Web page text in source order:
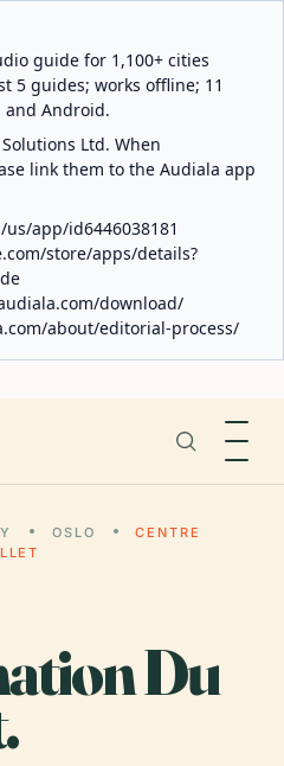
guide for 1,100+ cities
5 guides; works offline; 11
and Android.
Ltd. When
link them to the Audiala app
app/id6446038181
store/apps/details?
download/
about/editorial-process/
OSLO
CENTRE
Du